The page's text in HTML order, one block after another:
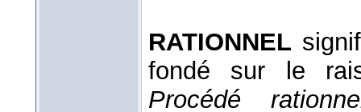
RATIONNEL
fondé sur le
Procédé